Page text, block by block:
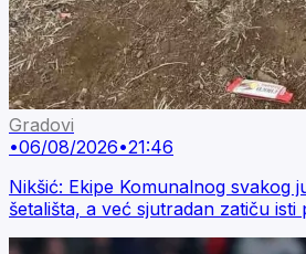
Gradovi
•06/08/2026•21:46
Nikšić: Ekipe Komunalnog svakog
šetališta, a već sjutradan zatiču isti